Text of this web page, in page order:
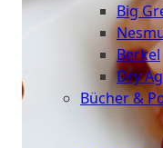
Big
Berkel
Dry
Bücher &